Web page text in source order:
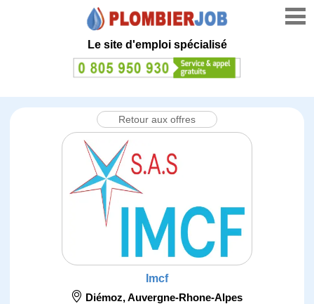
Le site d'emploi spécialisé
Retour aux offres
Imcf
Diémoz,Auvergne-Rhone-Alpes